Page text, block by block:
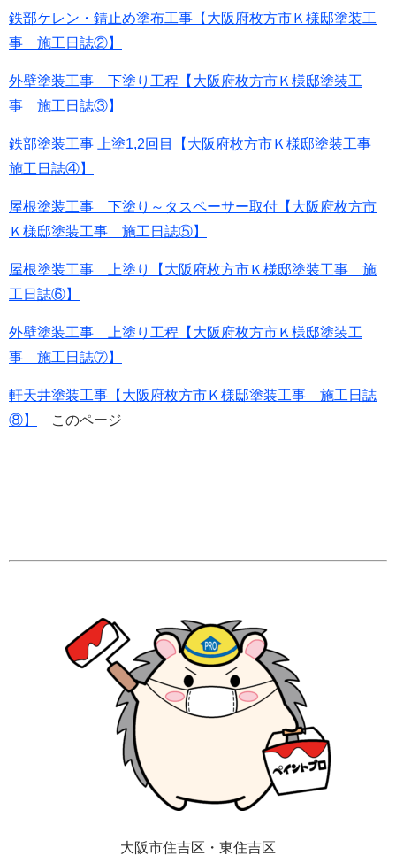
鉄部ケレン・錆止め塗布工事【大阪府枚方市Ｋ様邸塗装工
事 施工日誌②】
外壁塗装工事 下塗り工程【大阪府枚方市Ｋ様邸塗装工
事 施工日誌③】
鉄部塗装工事 上塗1,2回目【大阪府枚方市Ｋ様邸塗装工事
施工日誌④】
屋根塗装工事 下塗り～タスペーサー取付【大阪府枚方市
Ｋ様邸塗装工事 施工日誌⑤】
屋根塗装工事 上塗り【大阪府枚方市Ｋ様邸塗装工事 施
工日誌⑥】
外壁塗装工事 上塗り工程【大阪府枚方市Ｋ様邸塗装工
事 施工日誌⑦】
軒天井塗装工事【大阪府枚方市Ｋ様邸塗装工事 施工日誌
⑧】
このページ
大阪市住吉区・東住吉区